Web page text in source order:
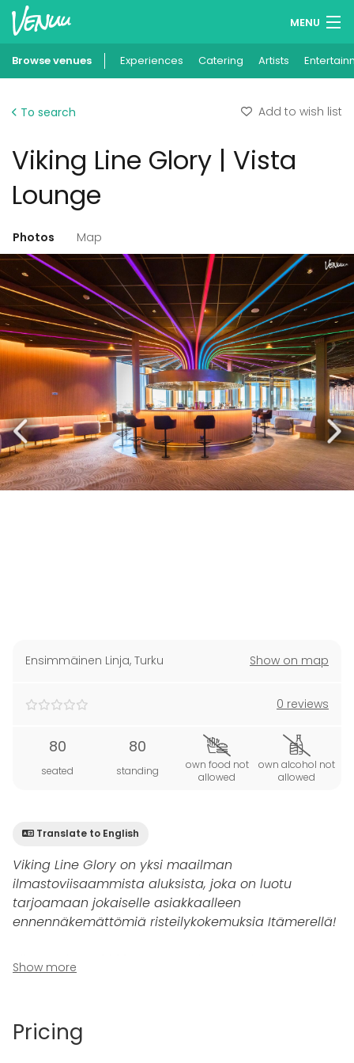
MENU
Wish lists
Add your venue
Browse venues Experiences Catering Artists
To search Add to wish list
Viking Line Glory | Vista
Lounge
Photos Map
Ensimmäinen Linja, Turku Show on map
0 reviews
80
seated
80
standing
own food not
allowed
own alcohol not
allowed
Translate to English
Viking Line Glory on yksi maailman
ilmastoviisaammista aluksista, joka on luotu
tarjoamaan jokaiselle asiakkaalleen
ennennäkemättömiä risteilykokemuksia Itämerellä!
Alkuvuodesta 2022 neitsytmatkansa tehnyt alus on
varustukseltaan huippuluokkaa eikä uudella laivalla
risteilee Turku-Maarianhamina-Tukholma -reitillä ja
Show more
Pricing